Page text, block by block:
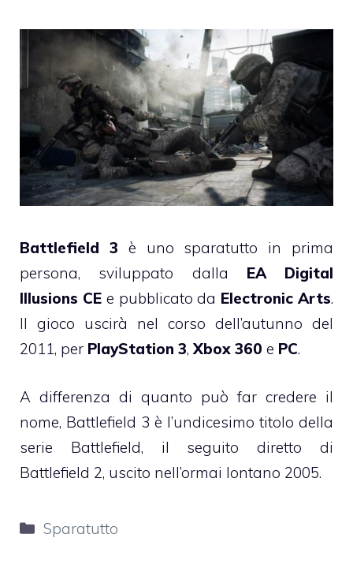
Battlefield 3 è uno sparatutto in prima
persona, sviluppato dalla EA Digital
Illusions CEe pubblicato da Electronic Arts.
Il gioco uscirà nel corso dell’autunno del
2011, per PlayStation 3,Xbox 360 e PC.
A differenza di quanto può far credere il
nome, Battlefield 3 è l’undicesimo titolo della
serie Battlefield, il seguito diretto di
Battlefield 2, uscito nell’ormai lontano 2005.
Categorie
Sparatutto